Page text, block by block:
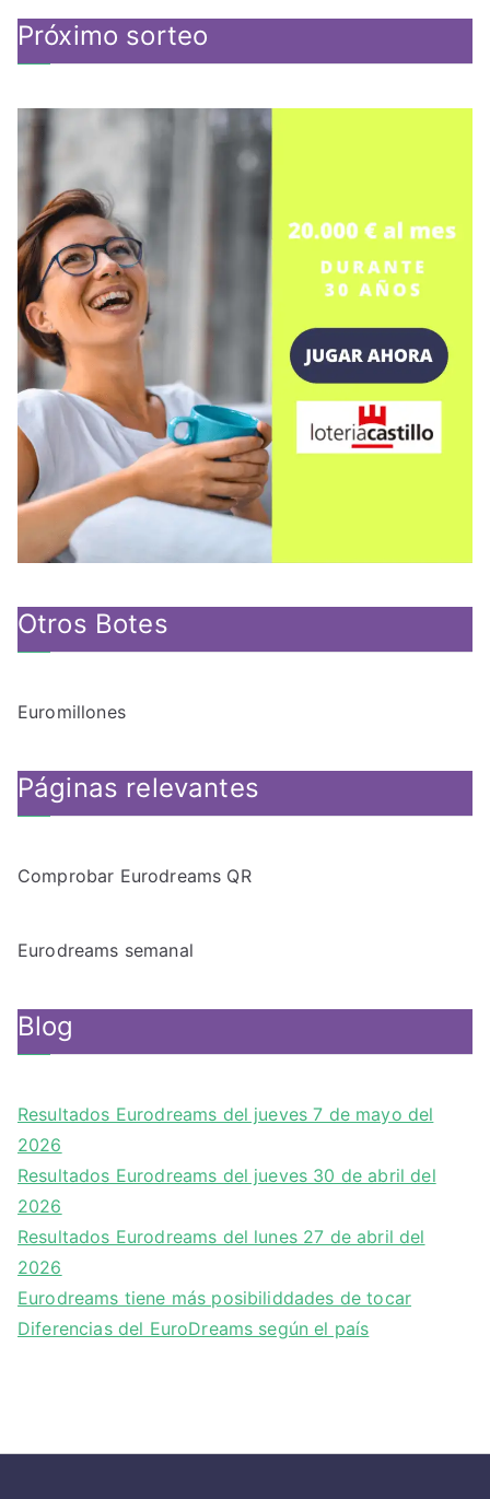
Próximo sorteo
Otros Botes
Euromillones
Páginas relevantes
Comprobar Eurodreams QR
Eurodreams semanal
Blog
Resultados Eurodreams del jueves 7 de mayo del
2026
Resultados Eurodreams del jueves 30 de abril del
2026
Resultados Eurodreams del lunes 27 de abril del
2026
Eurodreams tiene más posibiliddades de tocar
Diferencias del EuroDreams según el país